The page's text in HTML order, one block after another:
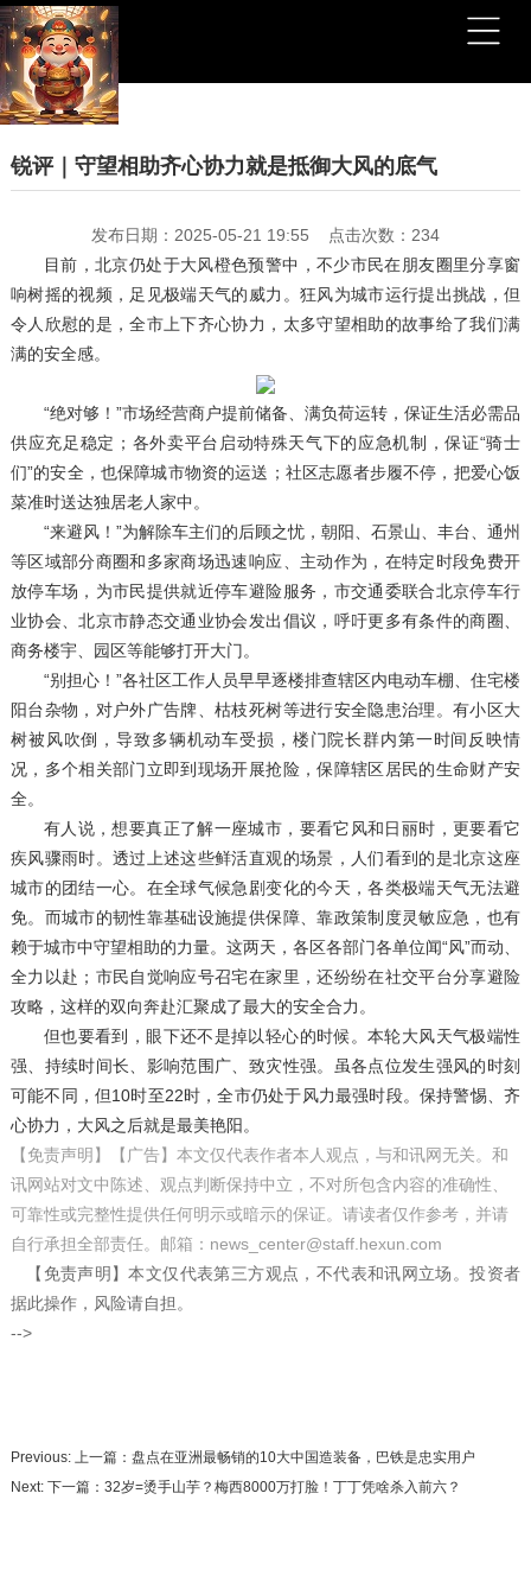
锐评｜守望相助齐心协力就是抵御大风的底气
发布日期：2025-05-21 19:55 点击次数：234
目前，北京仍处于大风橙色预警中，不少市民在朋友圈里分享窗
响树摇的视频，足见极端天气的威力。狂风为城市运行提出挑战，但
令人欣慰的是，全市上下齐心协力，太多守望相助的故事给了我们满
满的安全感。
“绝对够！”市场经营商户提前储备、满负荷运转，保证生活必需品
供应充足稳定；各外卖平台启动特殊天气下的应急机制，保证“骑士
们”的安全，也保障城市物资的运送；社区志愿者步履不停，把爱心饭
菜准时送达独居老人家中。
“来避风！”为解除车主们的后顾之忧，朝阳、石景山、丰台、通州
等区域部分商圈和多家商场迅速响应、主动作为，在特定时段免费开
放停车场，为市民提供就近停车避险服务，市交通委联合北京停车行
业协会、北京市静态交通业协会发出倡议，呼吁更多有条件的商圈、
商务楼宇、园区等能够打开大门。
“别担心！”各社区工作人员早早逐楼排查辖区内电动车棚、住宅楼
阳台杂物，对户外广告牌、枯枝死树等进行安全隐患治理。有小区大
树被风吹倒，导致多辆机动车受损，楼门院长群内第一时间反映情
况，多个相关部门立即到现场开展抢险，保障辖区居民的生命财产安
全。
有人说，想要真正了解一座城市，要看它风和日丽时，更要看它
疾风骤雨时。透过上述这些鲜活直观的场景，人们看到的是北京这座
城市的团结一心。在全球气候急剧变化的今天，各类极端天气无法避
免。而城市的韧性靠基础设施提供保障、靠政策制度灵敏应急，也有
赖于城市中守望相助的力量。这两天，各区各部门各单位闻“风”而动、
全力以赴；市民自觉响应号召宅在家里，还纷纷在社交平台分享避险
攻略，这样的双向奔赴汇聚成了最大的安全合力。
但也要看到，眼下还不是掉以轻心的时候。本轮大风天气极端性
强、持续时间长、影响范围广、致灾性强。虽各点位发生强风的时刻
可能不同，但10时至22时，全市仍处于风力最强时段。保持警惕、齐
心协力，大风之后就是最美艳阳。
【免责声明】【广告】本文仅代表作者本人观点，与和讯网无关。和
讯网站对文中陈述、观点判断保持中立，不对所包含内容的准确性、
可靠性或完整性提供任何明示或暗示的保证。请读者仅作参考，并请
自行承担全部责任。邮箱：news_center@staff.hexun.com
【免责声明】本文仅代表第三方观点，不代表和讯网立场。投资者
据此操作，风险请自担。
-->
Previous: 上一篇： 盘点在亚洲最畅销的10大中国造装备，巴铁是忠实用户
Next: 下一篇： 32岁=烫手山芋？梅西8000万打脸！丁丁凭啥杀入前六？